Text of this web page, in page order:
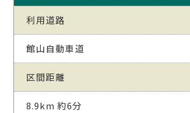
利用道路
館山自動車道
区間距離
8.9km 約6分